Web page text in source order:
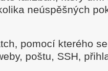
neúspěšných
pomocí kterého
poštu, SSH,